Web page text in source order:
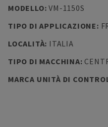
MODELLO:VM-1150S
TIPO DI APPLICAZIONE:
LOCALITÀ: ITALIA
TIPO DI MACCHINA:
MARCA UNITÀ DI